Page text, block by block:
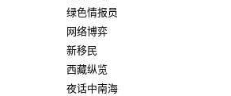
绿色情报员
网络博弈
新移民
西藏纵览
夜话中南海